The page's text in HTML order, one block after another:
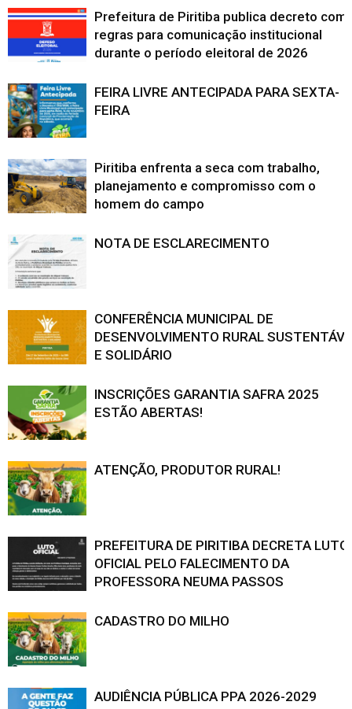
Prefeitura de Piritiba publica decreto com
regras para comunicação institucional
durante o período eleitoral de 2026
FEIRA LIVRE ANTECIPADA PARA SEXTA-
FEIRA
Piritiba enfrenta a seca com trabalho,
planejamento e compromisso com o
homem do campo
NOTA DE ESCLARECIMENTO
CONFERÊNCIA MUNICIPAL DE
DESENVOLVIMENTO RURAL
E SOLIDÁRIO
INSCRIÇÕES GARANTIA SAFRA 2025
ESTÃO ABERTAS!
ATENÇÃO, PRODUTOR RURAL!
PREFEITURA DE PIRITIBA DECRETA LUTO
OFICIAL PELO FALECIMENTO DA
PROFESSORA NEUMA PASSOS
CADASTRO DO MILHO
AUDIÊNCIA PÚBLICA PPA 2026-2029